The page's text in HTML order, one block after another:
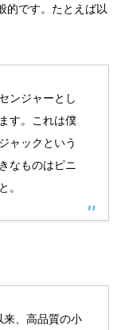
的です。たとえば以
ンジャーとし
す。これは僕
ャックという
なものはピニ
。
来、高品質の小